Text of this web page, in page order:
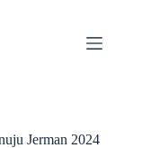
Jerman 2024